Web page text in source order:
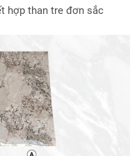
hợp than tre đơn sắc